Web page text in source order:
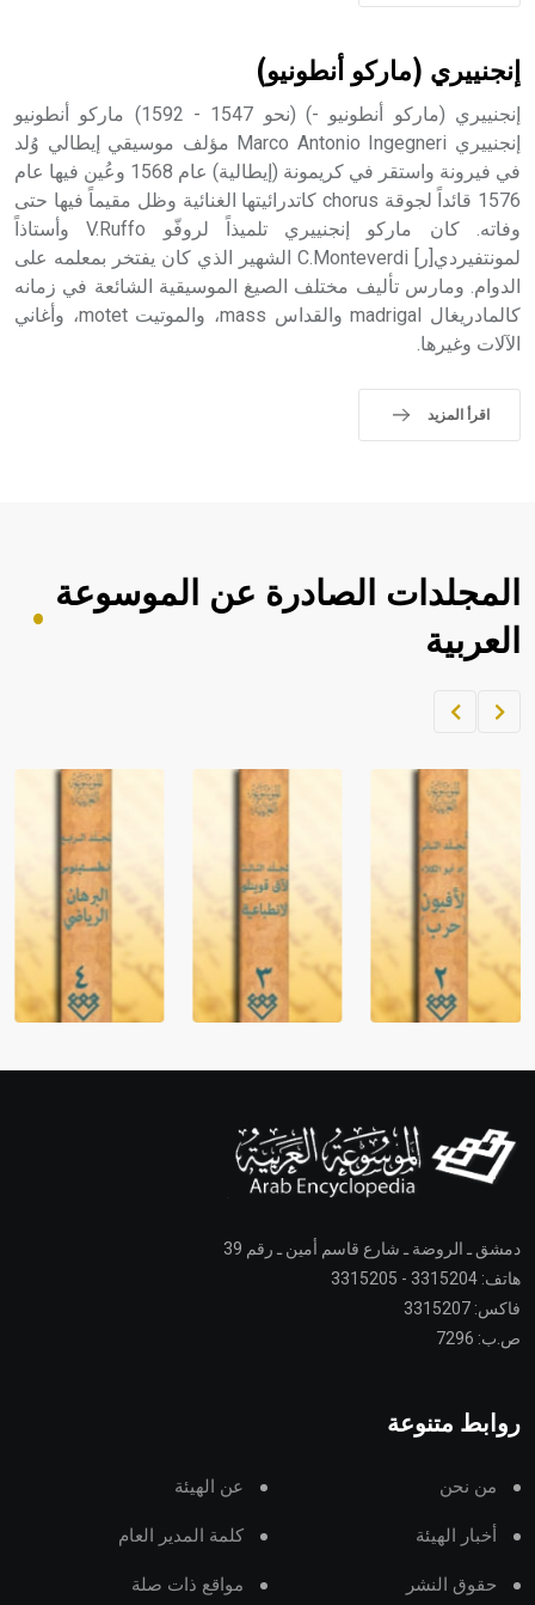
إنجنييري (ماركو أنطونيو)
إنجنييري (ماركو أنطونيو -) (نحو 1547 - 1592) ماركو أنطونيو
إنجنييري Marco Antonio Ingegneri مؤلف موسيقي إيطالي وُلد
في فيرونة واستقر في كريمونة (إيطالية) عام 1568 وعُين فيها عام
1576 قائداً لجوقة chorus كاتدرائيتها الغنائية وظل مقيماً فيها حتى
وفاته. كان ماركو إنجنييري تلميذاً لروفّو V.Ruffo وأستاذاً
لمونتفيردي[ر] C.Monteverdi الشهير الذي كان يفتخر بمعلمه على
الدوام. ومارس تأليف مختلف الصيغ الموسيقية الشائعة في زمانه
كالمادريغال madrigal والقداس mass، والموتيت motet، وأغاني
الآلات وغيرها.
اقرأ المزيد
المجلدات الصادرة عن الموسوعة
العربية
دمشق ـ الروضة ـ شارع قاسم أمين ـ رقم 39
هاتف: 3315204 - 3315205
فاكس: 3315207
ص.ب: 7296
روابط متنوعة
من نحن عن الهيئة
أخبار الهيئة كلمة المدير العام
حقوق النشر مواقع ذات صلة